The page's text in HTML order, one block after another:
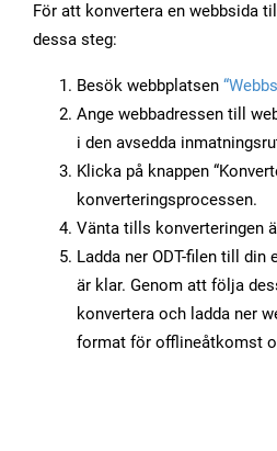
För att konvertera en webbsida
dessa steg:
Besök webbplatsen
Ange webbadressen till
i den avsedda
Klicka på knappen
konverteringsprocessen.
Vänta tills konverteringen
Ladda ner ODT-filen till din
är klar. Genom att följa
konvertera och ladda ner
format för offlineåtkomst